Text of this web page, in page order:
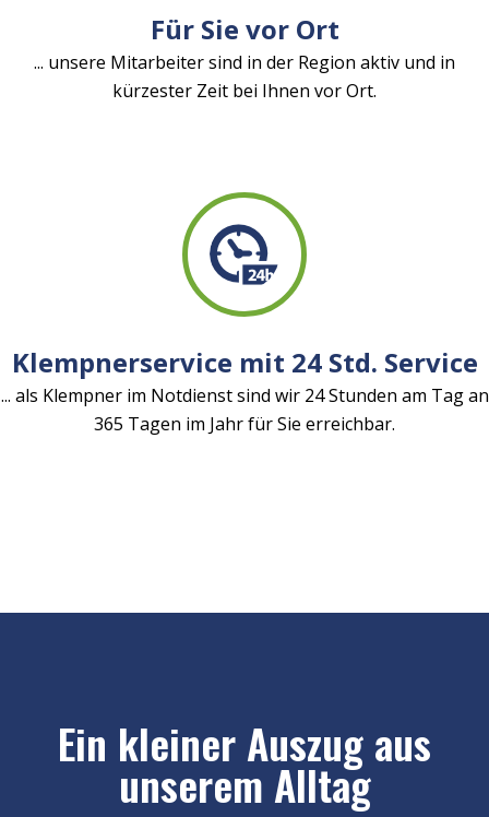
Für Sie vor Ort
... unsere Mitarbeiter sind in der Region aktiv und in
kürzester Zeit bei Ihnen vor Ort.
Klempnerservice mit 24 Std. Service
... als Klempner im Notdienst sind wir 24 Stunden am Tag an
365 Tagen im Jahr für Sie erreichbar.
Ein kleiner Auszug aus
unserem Alltag